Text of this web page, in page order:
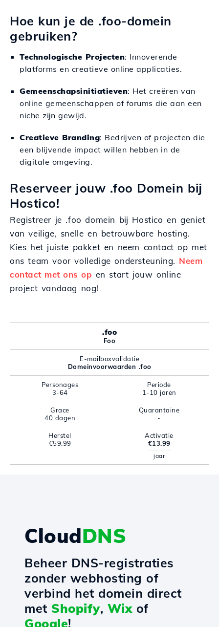
Hoe kun je de .foo-domein
gebruiken?
Technologische Projecten: Innoverende
platforms en creatieve online applicaties.
Gemeenschapsinitiatieven: Het creëren van
online gemeenschappen of forums die aan een
niche zijn gewijd.
Creatieve Branding: Bedrijven of projecten die
een blijvende impact willen hebben in de
digitale omgeving.
Reserveer jouw .foo Domein bij
Hostico!
Registreer je .foo domein bij Hostico en geniet
van veilige, snelle en betrouwbare hosting.
Kies het juiste pakket en neem contact op met
ons team voor volledige ondersteuning. Neem
contact met ons op en start jouw online
project vandaag nog!
.foo
Foo
E-mailboxvalidatie
Domeinvoorwaarden .foo
Personages
3-64
Periode
1-10 jaren
Grace
40 dagen
Quarantaine
-
Herstel
€59.99
Activatie
€13.99
jaar
CloudDNS
Beheer DNS-registraties
zonder webhosting of
verbind het domein direct
met Shopify, Wixof
Google!